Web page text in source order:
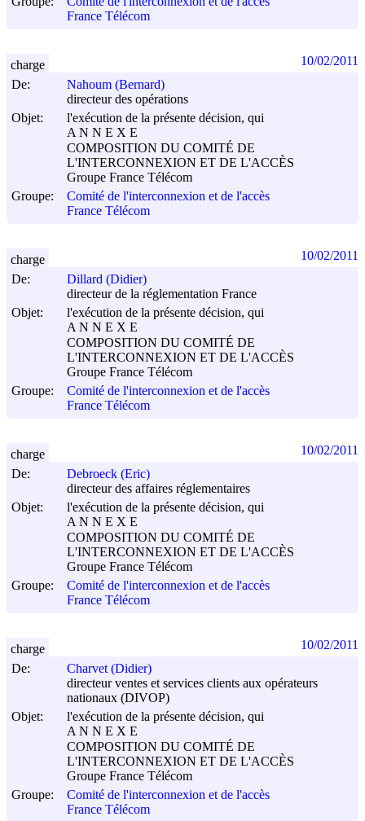
France Télécom
De:
Nahoum (Bernard)
directeur des opérations
Objet:
l'exécution de la présente décision, qui
A N N E X E
COMPOSITION DU COMITÉ DE
L'INTERCONNEXION ET DE L'ACCÈS
Groupe France Télécom
Groupe:
Comité de l'interconnexion et de l'accès
France Télécom
charge 10/02/2011
De:
Dillard (Didier)
directeur de la réglementation France
Objet:
l'exécution de la présente décision, qui
A N N E X E
COMPOSITION DU COMITÉ DE
L'INTERCONNEXION ET DE L'ACCÈS
Groupe France Télécom
Groupe:
Comité de l'interconnexion et de l'accès
France Télécom
charge 10/02/2011
De:
Debroeck (Eric)
directeur des affaires réglementaires
Objet:
l'exécution de la présente décision, qui
A N N E X E
COMPOSITION DU COMITÉ DE
L'INTERCONNEXION ET DE L'ACCÈS
Groupe France Télécom
Groupe:
Comité de l'interconnexion et de l'accès
France Télécom
charge 10/02/2011
De:
Charvet (Didier)
directeur ventes et services clients aux opérateurs
nationaux (DIVOP)
Objet:
l'exécution de la présente décision, qui
A N N E X E
COMPOSITION DU COMITÉ DE
L'INTERCONNEXION ET DE L'ACCÈS
Groupe France Télécom
Groupe:
Comité de l'interconnexion et de l'accès
France Télécom
charge 10/02/2011